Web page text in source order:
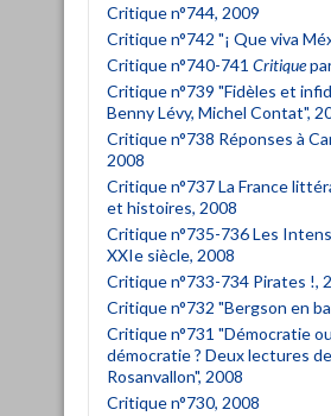
Critique n°744, 2009
Critique n°742 "¡ Que viva
Critique n°740-741 Critique
Critique n°739 "Fidèles et
Benny Lévy, Michel Contat",
Critique n°738 Réponses à
2008
Critique n°737 La France
et histoires, 2008
Critique n°735-736 Les
XXIe siècle, 2008
Critique n°733-734 Pirates !,
Critique n°732 "Bergson en
Critique n°731 "Démocratie
démocratie ? Deux lectures
Rosanvallon", 2008
Critique n°730, 2008